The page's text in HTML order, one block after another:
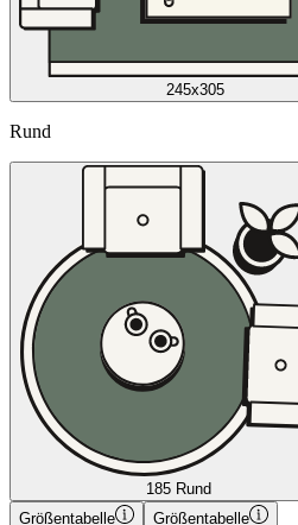
245x305
Rund
185 Rund
Größentabelle
Größentabelle